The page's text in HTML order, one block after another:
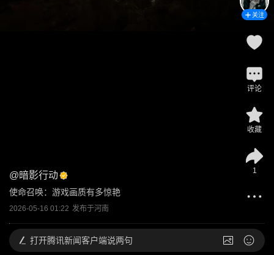
@暗影行动
使命召唤：游戏画质有多惊艳
2026-05-16 01:22 发布于河南
关注
评论
收藏
1
打开腾讯新闻客户端说两句